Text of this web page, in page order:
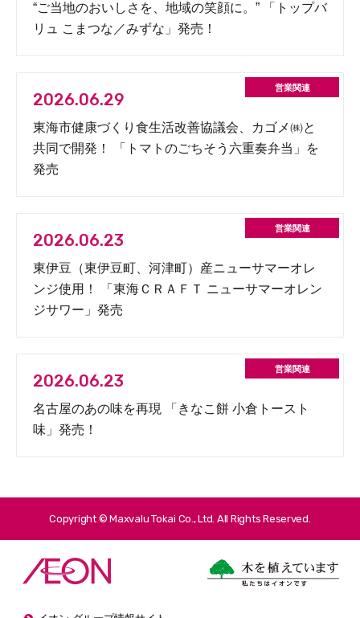
“ご当地のおいしさを、地域の笑顔に。” 「トップバ
リュ こまつな／みずな」発売！
2026.06.29
東海市健康づくり食生活改善協議会、カゴメ㈱と
共同で開発！ 「トマトのごちそう六重奏弁当」を
発売
2026.06.23
東伊豆（東伊豆町、河津町）産ニューサマーオレ
ンジ使用！ 「東海ＣＲＡＦＴ ニューサマーオレン
ジサワー」発売
2026.06.23
名古屋のあの味を再現 「きなこ餅 小倉トースト
味」発売！
Copyright © Maxvalu Tokai Co., Ltd. All Rights Reserved.